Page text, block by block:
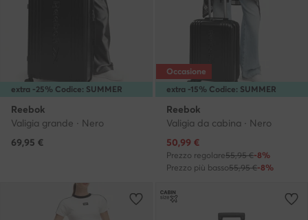
extra -25% Codice: SUMMER
Reebok
Valigia grande · Nero
69,95 €
extra -15% Codice: SUMMER
Occasione
Reebok
Valigia da cabina · Nero
Prezzo attuale
50,99 €
Prezzo regolare55,95 €-8%
Prezzo più basso55,95 €-8%